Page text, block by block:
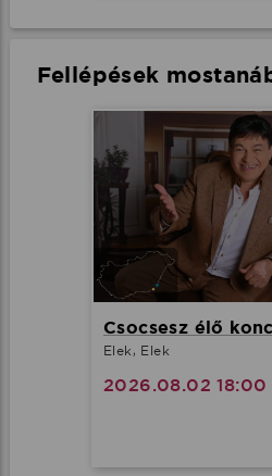
Fellépések
Csocsesz élő
Elek, Elek
2026.08.02 18:00